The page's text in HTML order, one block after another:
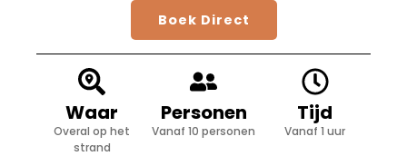
Boek Direct
Waar
Overal op het
strand
Personen
Vanaf 10 personen
Tijd
Vanaf 1 uur